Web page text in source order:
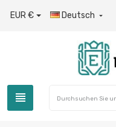
EUR € Deutsch 
view_headline